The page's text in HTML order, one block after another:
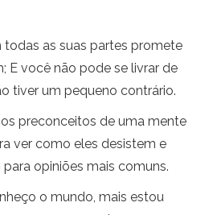
as suas partes promete
E você não pode se livrar de
tiver um pequeno contrário.
preconceitos de uma mente
ver como eles desistem e
opiniões mais comuns.
o mundo, mais estou